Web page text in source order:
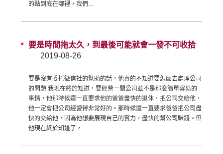
的點到底在哪裡，我們…
要是時間拖太久，到最後可能就會一發不可收拾
2019-08-26
要是沒有委托徵信社的幫助的話，他真的不知道要怎麼去處理公司
的問題 我現在終於知道，要經營一間公司並不是那麼簡單容易的
事情，他那時候還一直要求他的爸爸盡快的退休，把公司交給他，
他一定會把公司經營得非常好的。那時候還一直要求爸爸把公司盡
快的交給他，因為他想要展現自己的實力，盡快的幫公司賺錢。但
他現在終於知道了，…